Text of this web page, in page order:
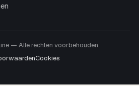
— Alle rechten voorbehouden.
Cookies